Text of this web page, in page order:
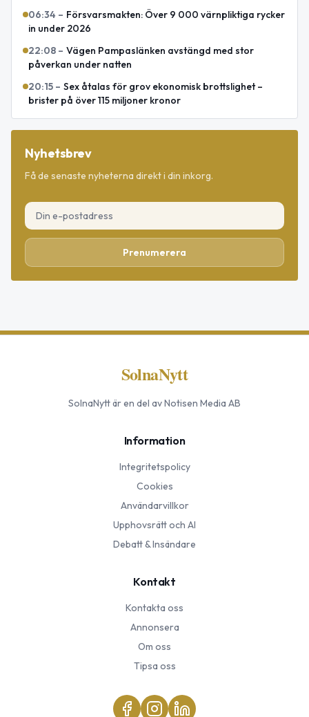
06:34 – Försvarsmakten: Över 9 000 värnpliktiga rycker
in under 2026
22:08 – Vägen Pampaslänken avstängd med stor
påverkan under natten
20:15 – Sex åtalas för grov ekonomisk brottslighet –
brister på över 115 miljoner kronor
Nyhetsbrev
Få de senaste nyheterna direkt i din inkorg.
Prenumerera
SolnaNytt
SolnaNyttär en del av Notisen Media AB
Information
Integritetspolicy
Cookies
Användarvillkor
Upphovsrätt och AI
Debatt & Insändare
Kontakt
Kontakta oss
Annonsera
Om oss
Tipsa oss